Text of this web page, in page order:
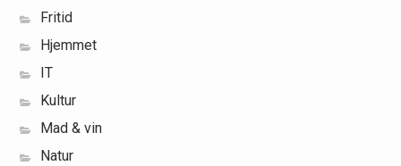
Fritid
Hjemmet
IT
Kultur
Mad & vin
Natur